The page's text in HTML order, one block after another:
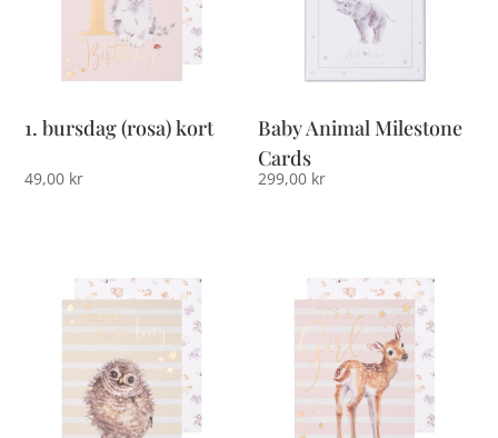
1. bursdag (rosa) kort
49,00 kr
Baby Animal Milestone
Cards
299,00 kr